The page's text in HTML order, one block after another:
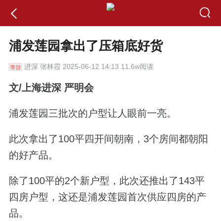
浦发莲园拿出了压箱底好货
进深 张林霞 2025-06-12 14:13 11.6w阅读
文/上海进深 严明会
浦发莲园三批次的户型让人眼前一亮。
此次拿出了100平四开间朝南，3个房间都朝阳
的好产品。
除了100平的2个新户型，此次还推出了143平
四房户型，这还是浦发莲园首次供应四房的产
品。